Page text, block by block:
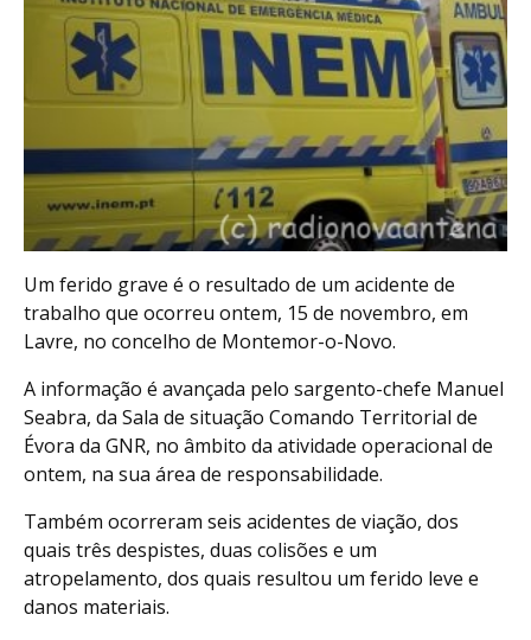
Um ferido grave é o resultado de um acidente de
trabalho que ocorreu ontem, 15 de novembro, em
Lavre, no concelho de Montemor-o-Novo.
A informação é avançada pelo sargento-chefe Manuel
Seabra, da Sala de situação Comando Territorial de
Évora da GNR, no âmbito da atividade operacional de
ontem, na sua área de responsabilidade.
Também ocorreram seis acidentes de viação, dos
quais três despistes, duas colisões e um
atropelamento, dos quais resultou um ferido leve e
danos materiais.